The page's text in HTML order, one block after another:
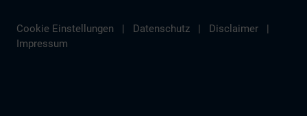
Cookie Einstellungen | Datenschutz | Disclaimer
|
Impressum